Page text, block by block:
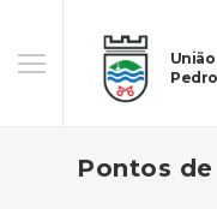
Pontos